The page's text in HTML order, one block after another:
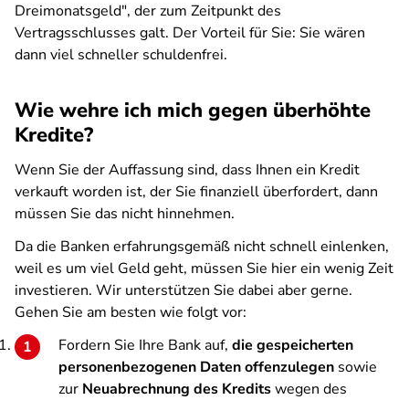
Dreimonatsgeld", der zum Zeitpunkt des
Vertragsschlusses galt. Der Vorteil für Sie: Sie wären
dann viel schneller schuldenfrei.
Wie wehre ich mich gegen überhöhte
Kredite?
Wenn Sie der Auffassung sind, dass Ihnen ein Kredit
verkauft worden ist, der Sie finanziell überfordert, dann
müssen Sie das nicht hinnehmen.
Da die Banken erfahrungsgemäß nicht schnell einlenken,
weil es um viel Geld geht, müssen Sie hier ein wenig Zeit
investieren. Wir unterstützen Sie dabei aber gerne.
Gehen Sie am besten wie folgt vor:
Fordern Sie Ihre Bank auf, die gespeicherten
personenbezogenen Daten offenzulegen sowie
zur Neuabrechnung des Kreditswegen des